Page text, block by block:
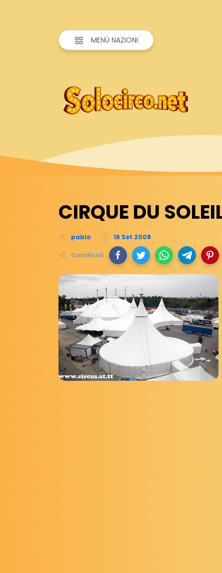
MENÙ NAZIONI
CIRQUE DU
pablo 16 Set 2008
Condividi